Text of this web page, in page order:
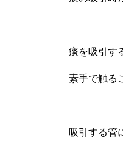
痰を吸引す
素手で触る
吸引する管